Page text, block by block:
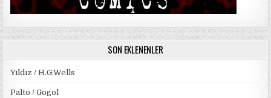
SON EKLENENLER
Yıldız / H.G.Wells
Palto / Gogol